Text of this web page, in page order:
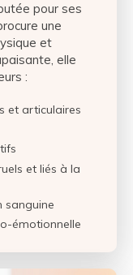
pour ses
une
et
elle
:
et articulaires
et liés à la
sanguine
émotionnelle